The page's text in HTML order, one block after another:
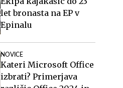
let bronasta na EP v
Epinalu
NOVICE
Kateri Microsoft Office
izbrati? Primerjava